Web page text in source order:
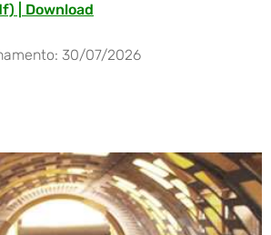
| Download
30/07/2026